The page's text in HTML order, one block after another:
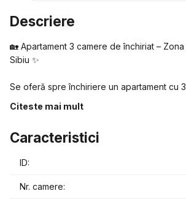
Descriere
🏡 Apartament 3 camere de închiriat – Zona
Sibiu ✨
Se oferă spre închiriere un apartament cu
semidecomandat, situat la etajul 4, într-un
📐 Suprafață utilă: 55 mp
🍽 Bucătărie cu loc de luat masa
🛏 2 dormitoare
Citeste mai mult
Caracteristici
ID:
Nr. camere: